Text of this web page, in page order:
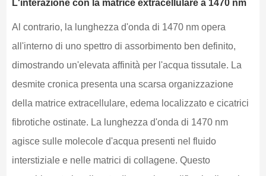
L'interazione con la matrice extracellulare a 1470 nm
Al contrario, la lunghezza d'onda di 1470 nm opera
all'interno di uno spettro di assorbimento ben definito,
dimostrando un'elevata affinità per l'acqua tissutale. La
desmite cronica presenta una scarsa organizzazione
della matrice extracellulare, edema localizzato e cicatrici
fibrotiche ostinate. La lunghezza d'onda di 1470 nm
agisce sulle molecole d'acqua presenti nel fluido
interstiziale e nelle matrici di collagene. Questo